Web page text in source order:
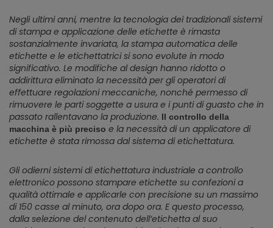
Negli ultimi anni, mentre la tecnologia dei tradizionali sistemi
di stampa e applicazione delle etichette è rimasta
sostanzialmente invariata, la stampa automatica delle
etichette e le etichettatrici si sono evolute in modo
significativo. Le modifiche al design hanno ridotto o
addirittura eliminato la necessità per gli operatori di
effettuare regolazioni meccaniche, nonché permesso di
rimuovere le parti soggette a usura e i punti di guasto che in
passato rallentavano la produzione. Il controllo della
macchina è più preciso e la necessità di un applicatore di
etichette è stata rimossa dal sistema di etichettatura.
Gli odierni sistemi di etichettatura industriale a controllo
elettronico possono stampare etichette su confezioni a
qualità ottimale e applicarle con precisione su un massimo
di 150 casse al minuto, ora dopo ora. E questo processo,
dalla selezione del contenuto dell’etichetta al suo